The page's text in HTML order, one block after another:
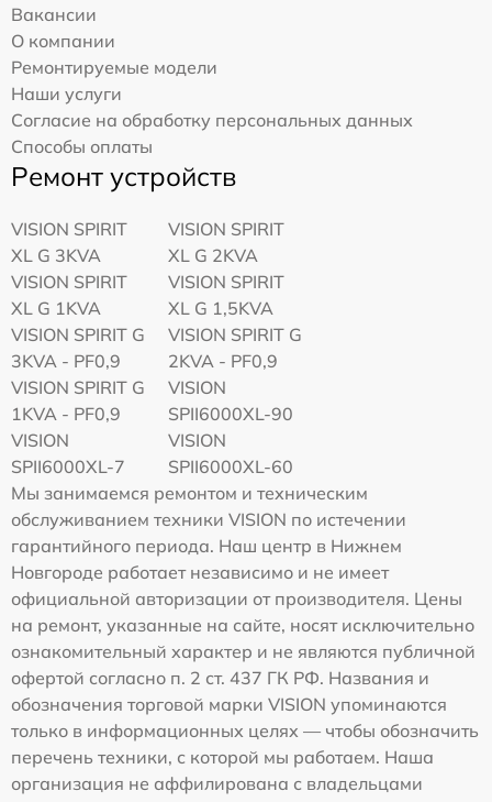
Вакансии
О компании
Ремонтируемые модели
Наши услуги
Согласие на обработку персональных данных
Способы оплаты
Ремонт устройств
VISION SPIRIT
XL G 3KVA
VISION SPIRIT
XL G 2KVA
VISION SPIRIT
XL G 1KVA
VISION SPIRIT
XL G 1,5KVA
VISION SPIRIT G
3KVA - PF0,9
VISION SPIRIT G
2KVA - PF0,9
VISION SPIRIT G
1KVA - PF0,9
VISION
SPII6000XL-90
VISION
SPII6000XL-7
VISION
SPII6000XL-60
Мы занимаемся ремонтом и техническим
обслуживанием техники VISION по истечении
гарантийного периода. Наш центр в Нижнем
Новгороде работает независимо и не имеет
официальной авторизации от производителя. Цены
на ремонт, указанные на сайте, носят исключительно
ознакомительный характер и не являются публичной
офертой согласно п. 2 ст. 437 ГК РФ. Названия и
обозначения торговой марки VISION упоминаются
только в информационных целях — чтобы обозначить
перечень техники, с которой мы работаем. Наша
организация не аффилирована с владельцами